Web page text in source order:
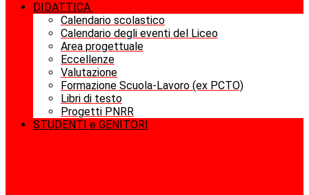
DIDATTICA
Calendario scolastico
Calendario degli eventi del Liceo
Area progettuale
Eccellenze
Valutazione
Formazione Scuola-Lavoro (ex PCTO)
Libri di testo
Progetti PNRR
STUDENTI e GENITORI